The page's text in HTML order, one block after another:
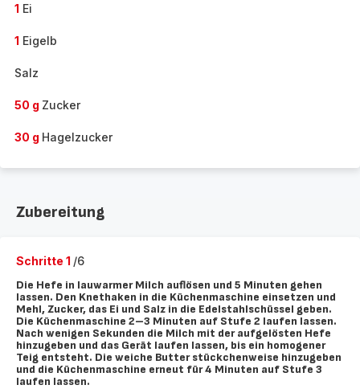
1 Ei
1 Eigelb
Salz
50 g Zucker
30 g Hagelzucker
Zubereitung
Schritte 1 /6
Die Hefe in lauwarmer Milch auflösen und 5 Minuten gehen
lassen. Den Knethaken in die Küchenmaschine einsetzen und
Mehl, Zucker, das Ei und Salz in die Edelstahlschüssel geben.
Die Küchenmaschine 2–3 Minuten auf Stufe 2 laufen lassen.
Nach wenigen Sekunden die Milch mit der aufgelösten Hefe
hinzugeben und das Gerät laufen lassen, bis ein homogener
Teig entsteht. Die weiche Butter stückchenweise hinzugeben
und die Küchenmaschine erneut für 4 Minuten auf Stufe 3
laufen lassen.